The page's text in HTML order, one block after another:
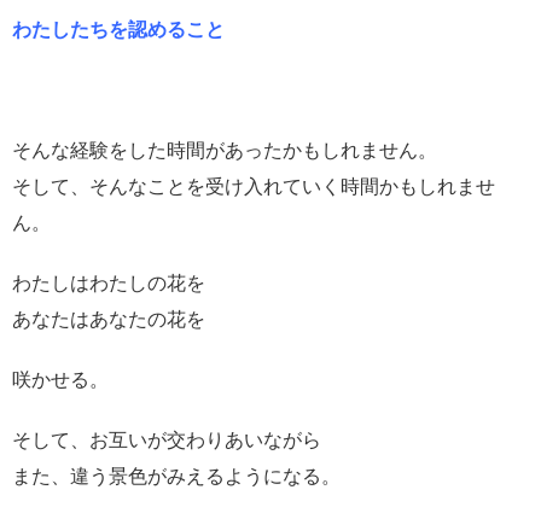
わたしたちを認めること
そんな経験をした時間があったかもしれません。
そして、そんなことを受け入れていく時間かもしれませ
ん。
わたしはわたしの花を
あなたはあなたの花を
咲かせる。
そして、お互いが交わりあいながら
また、違う景色がみえるようになる。